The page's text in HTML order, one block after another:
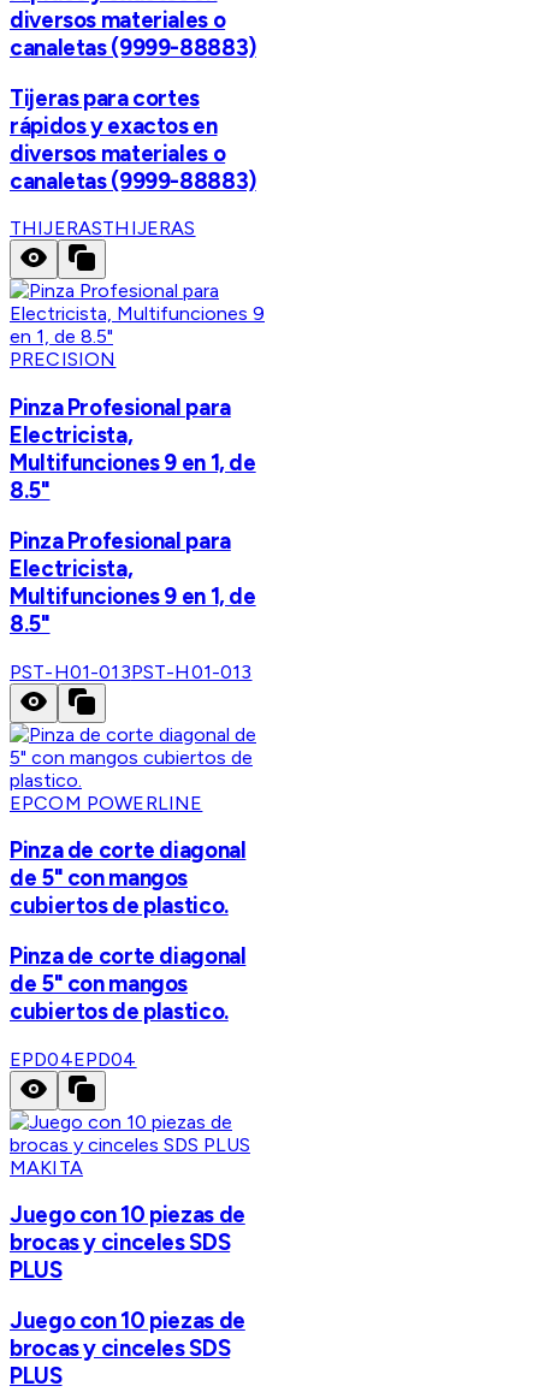
diversos materiales o
canaletas (9999-88883)
Tijeras para cortes
rápidos y exactos en
diversos materiales o
canaletas (9999-88883)
THIJERASTHIJERAS
PRECISION
Pinza Profesional para
Electricista,
Multifunciones 9 en 1, de
8.5"
Pinza Profesional para
Electricista,
Multifunciones 9 en 1, de
8.5"
PST-H01-013PST-H01-013
EPCOM POWERLINE
Pinza de corte diagonal
de 5" con mangos
cubiertos de plastico.
Pinza de corte diagonal
de 5" con mangos
cubiertos de plastico.
EPD04EPD04
MAKITA
Juego con 10 piezas de
brocas y cinceles SDS
PLUS
Juego con 10 piezas de
brocas y cinceles SDS
PLUS